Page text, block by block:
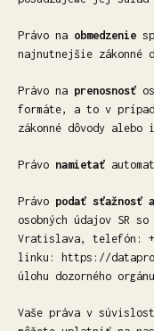
Právo na obmedzenie
najnutnejšie zákonné
Právo na prenosnosť
formáte, a to v
zákonné dôvody alebo
Právo namietať
Právo podať sťažnosť
osobných údajov SR
Vratislava, telefón:
linku: https://
úlohu dozorného
Vaše práva v